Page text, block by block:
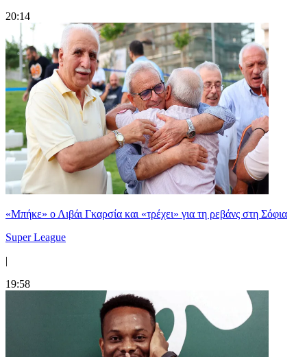
20:14
«Μπήκε» ο Λιβάι Γκαρσία και «τρέχει» για τη ρεβάνς στη Σόφια
Super League
|
19:58